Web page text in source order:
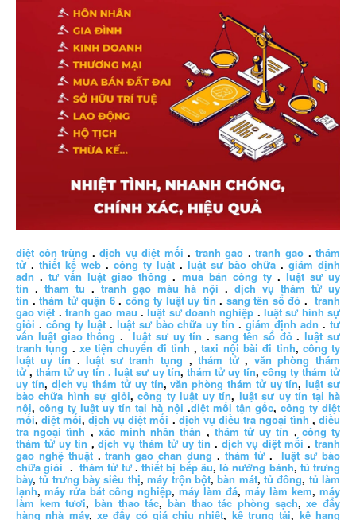
diệt côn trùng .dịch vụ diệt mối . tranh gao .tranh gao .thám
tử. thiết kế web . công ty luật . luật sư bào chữa .giám định
adn .tư vấn luật giao thông. mua bán công ty. luật sư uy
tín . tham tu .tranh gạo màu hà nội .dịch vụ thám tử uy
tín .thám tử quận 6. công ty luật uy tín . sang tên sổ đỏ .tranh
gao việt .tranh gao mau .luật sư doanh nghiệp .luật sư hình sự
giỏi . công ty luật. luật sư bào chữa uy tín .giám định adn .tư
vấn luật giao thông .luật sư uy tín .sang tên sổ đỏ.luật sư
tranh tụng . xe tiện chuyến đi tỉnh ,taxi nội bài đi tỉnh, công ty
luật uy tín .luật sư tranh tụng ,thám tử, văn phòng thám
tử,thám tử uy tín . luật sư uy tín, thám tử uy tín, công ty thám tử
uy tín, dịch vụ thám tử uy tín,văn phòng thám tử uy tín,luật sư
bào chữa hình sự giỏi,công ty luật uy tín, luật sư uy tín tại hà
nội,công ty luật uy tín tại hà nội .diệt mối tận gốc, công ty diệt
mối,diệt mối,dịch vụ diệt mối .dịch vụ điều tra ngoại tình ,điều
tra ngoại tình ,xác minh nhân thân ,thám tử uy tín , công ty
thám tử uy tín ,dịch vụ thám tử uy tín . dịch vụ diệt mối .tranh
gao nghệ thuật.tranh gao chan dung . thám tử.luật sư bào
chữa giỏi .thám tử tư.thiết bị bếp âu,lò nướng bánh, tủ trưng
bày,tủ trưng bày siêu thị,máy trộn bột,bàn mát,tủ đông, tủ làm
lạnh, máy rửa bát công nghiệp, máy làm đá, máy làm kem, máy
làm kem tươi,bàn thao tác,bàn thao tác phòng sạch,xe đẩy
hàng nhà máy, xe đẩy có giá chịu nhiệt, kệ trung tải, kệ hạng